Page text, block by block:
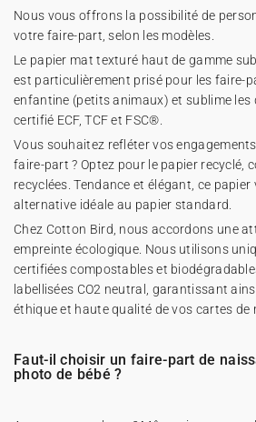
Nous vous offrons la possibilité de
votre faire-part, selon les modèles.
Le papier mat texturé haut de gamme
est particulièrement prisé pour les faire-
enfantine (petits animaux) et sublime les
certifié ECF, TCF et FSC®.
Vous souhaitez refléter vos
faire-part ? Optez pour le papier recyclé,
recyclées. Tendance et élégant, ce
alternative idéale au papier standard.
Chez Cotton Bird, nous accordons une
empreinte écologique. Nous utilisons
certifiées compostables et
labellisées CO2 neutral, garantissant
éthique et haute qualité de vos cartes de
Faut-il choisir un faire-part de
photo de bébé ?